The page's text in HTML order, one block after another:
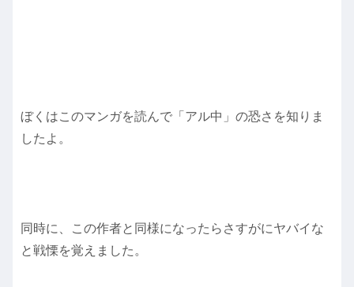
ぼくはこのマンガを読んで「アル中」の恐さを知りま
したよ。
同時に、この作者と同様になったらさすがにヤバイな
と戦慄を覚えました。